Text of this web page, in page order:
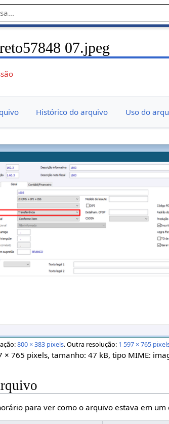
07.jpeg
Histórico do arquivo Uso do
800 × 383 pixels.Outra resolução: 1 597 × 765
× 765 pixels, tamanho: 47 kB, tipo MIME:
para ver como o arquivo estava em um